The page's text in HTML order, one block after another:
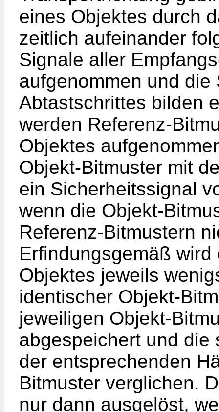
eines Objektes durch
zeitlich aufeinander
Signale aller
aufgenommen und die
Abtastschrittes bilden
werden Referenz-
Objektes
Objekt-Bitmuster mit
ein Sicherheitssignal
wenn die Objekt-
Referenz-Bitmustern
Erfindungsgemäß
Objektes jeweils
identischer Objekt-
jeweiligen Objekt-
abgespeichert und die
der entsprechenden
Bitmuster verglichen.
nur dann ausgelöst,